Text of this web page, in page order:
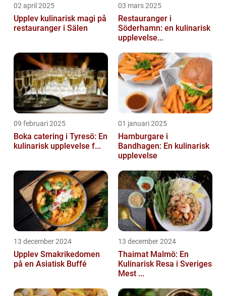
02 april 2025
Upplev kulinarisk magi på
restauranger i Sälen
03 mars 2025
Restauranger i
Söderhamn: en kulinarisk
upplevelse...
09 februari 2025
Boka catering i Tyresö: En
kulinarisk upplevelse f...
01 januari 2025
Hamburgare i
Bandhagen: En kulinarisk
upplevelse
13 december 2024
Upplev Smakrikedomen
på en Asiatisk Buffé
13 december 2024
Thaimat Malmö: En
Kulinarisk Resa i Sveriges
Mest ...